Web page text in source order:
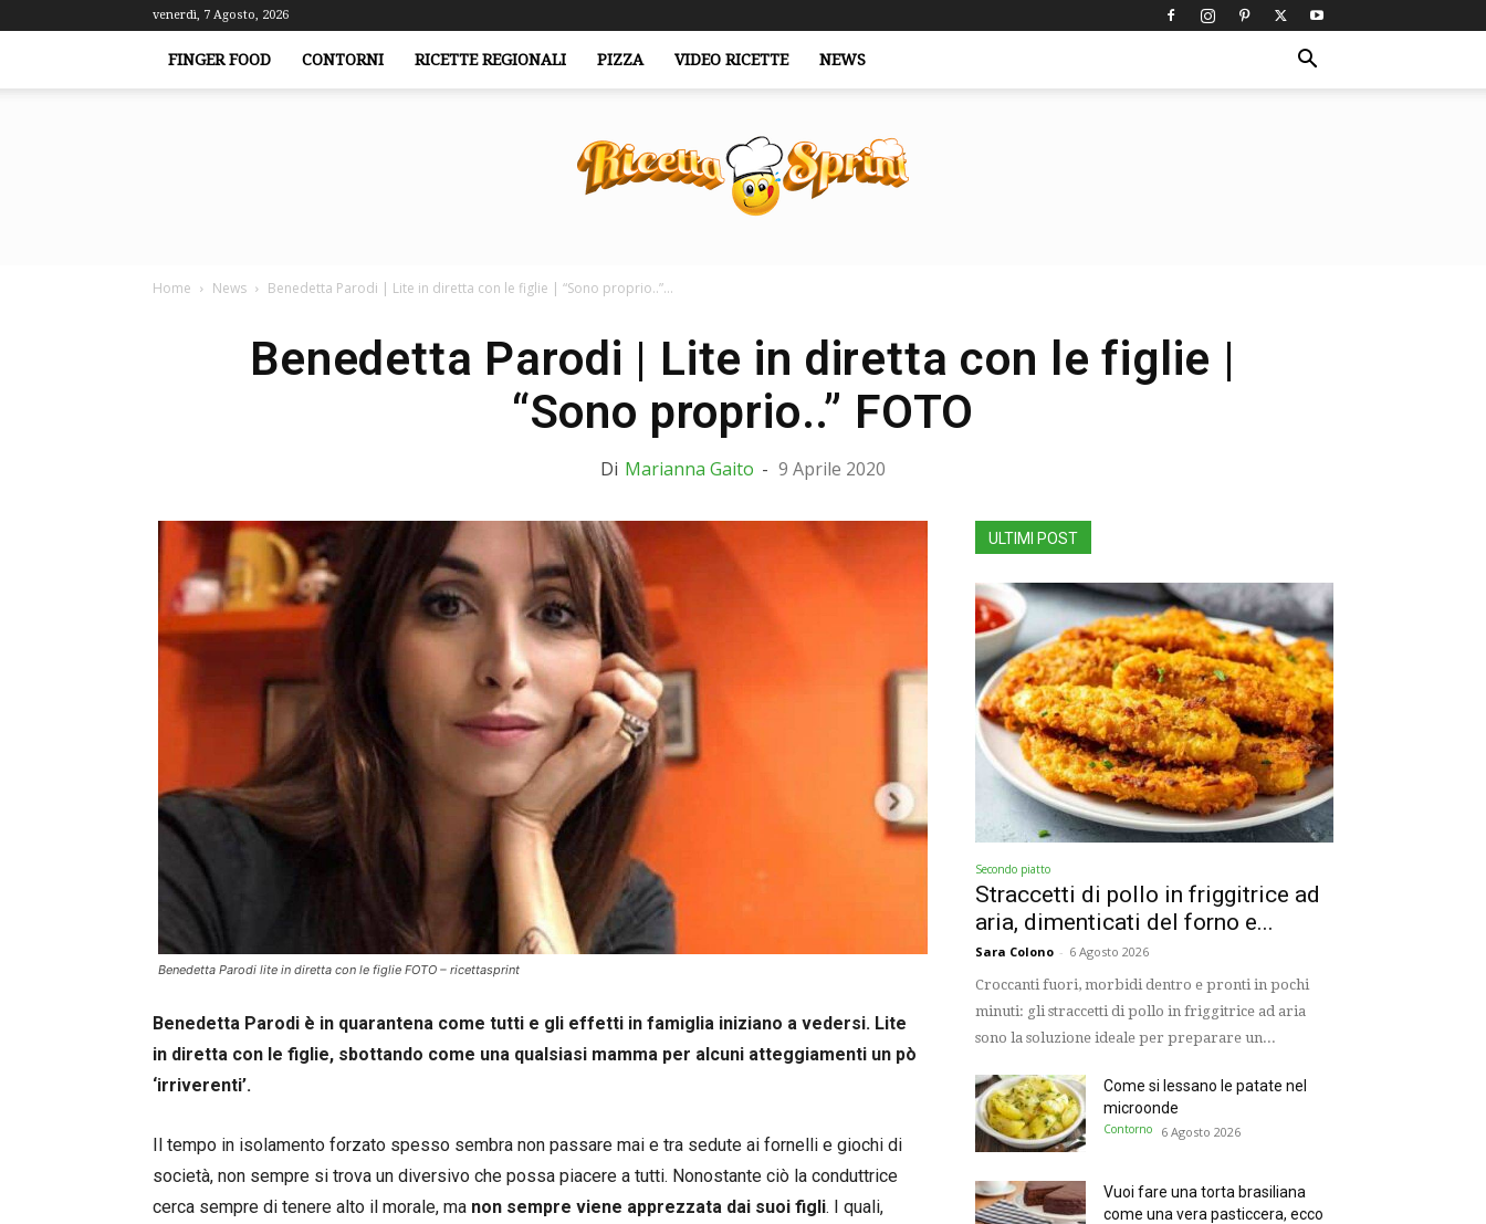
venerdì, 7 Agosto, 2026
FINGER FOOD CONTORNI RICETTE REGIONALI PIZZA VIDEO RICETTE NEWS
Home News Benedetta Parodi | Lite in diretta con le figlie | “Sono proprio..”...
Benedetta Parodi | Lite in diretta con le figlie |
“Sono proprio..” FOTO
Di Marianna Gaito - 9 Aprile 2020
Benedetta Parodi lite in diretta con le figlie FOTO – ricettasprint
Benedetta Parodi è in quarantena come tutti e gli effetti in famiglia iniziano a vedersi. Lite
in diretta con le figlie, sbottando come una qualsiasi mamma per alcuni atteggiamenti un pò
‘irriverenti’.
Il tempo in isolamento forzato spesso sembra non passare mai e tra sedute ai fornelli e giochi di
società, non sempre si trova un diversivo che possa piacere a tutti. Nonostante ciò la conduttrice
cerca sempre di tenere alto il morale, ma non sempre viene apprezzata dai suoi figli. I quali,
ULTIMI POST
Secondo piatto
Straccetti di pollo in friggitrice ad
aria, dimenticati del forno e...
Sara Colono - 6 Agosto 2026
Croccanti fuori, morbidi dentro e pronti in pochi
minuti: gli straccetti di pollo in friggitrice ad aria
sono la soluzione ideale per preparare un...
Come si lessano le patate nel
microonde
Contorno 6 Agosto 2026
Vuoi fare una torta brasiliana
come una vera pasticcera, ecco